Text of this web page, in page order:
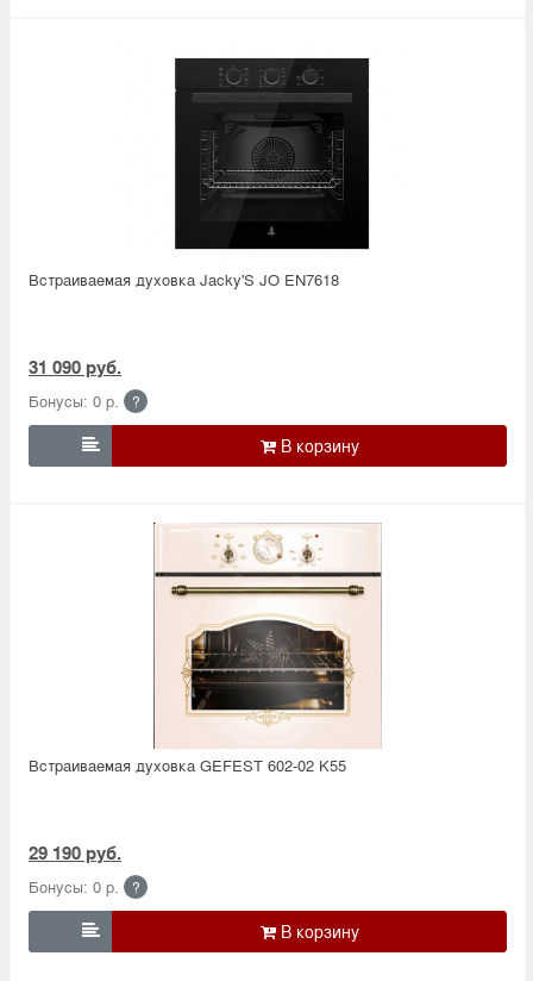
Встраиваемая духовка Jacky'S JO EN7618
31 090 руб.
Бонусы: 0 р. ?

Встраиваемая духовка GEFEST 602-02 K55
29 190 руб.
Бонусы: 0 р. ?
